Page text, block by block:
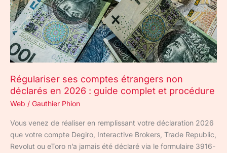
Régulariser ses comptes étrangers non
déclarés en 2026 : guide complet et procédure
Web / Gauthier Phion
Vous venez de réaliser en remplissant votre déclaration 2026
que votre compte Degiro, Interactive Brokers, Trade Republic,
Revolut ou eToro n’a jamais été déclaré via le formulaire 3916-
2026
:
guide
complet
et